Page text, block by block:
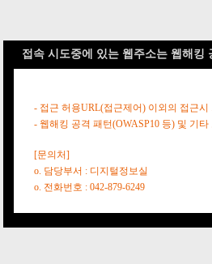
접속 시도중에 있는 웹주소는 웹해킹
- 접근 허용URL(접근제어) 이외의 접근시
- 웹해킹 공격 패턴(OWASP10 등) 및 기
[문의처]
o. 담당부서 : 디지털정보실
o. 전화번호 : 042-879-6249